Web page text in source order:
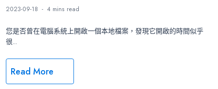
2023-09-18 4 mins read
您是否曾在電腦系統上開啟一個本地檔案，發現它開啟的時間似乎
很...
Read More